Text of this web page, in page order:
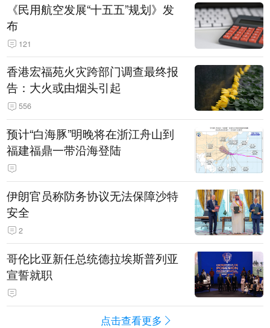
《民用航空发展“十五五”规划》发
布
121
香港宏福苑火灾跨部门调查最终报
告：大火或由烟头引起
556
预计“白海豚”明晚将在浙江舟山到
福建福鼎一带沿海登陆
伊朗官员称防务协议无法保障沙特
安全
2
哥伦比亚新任总统德拉埃斯普列亚
宣誓就职
点击查看更多